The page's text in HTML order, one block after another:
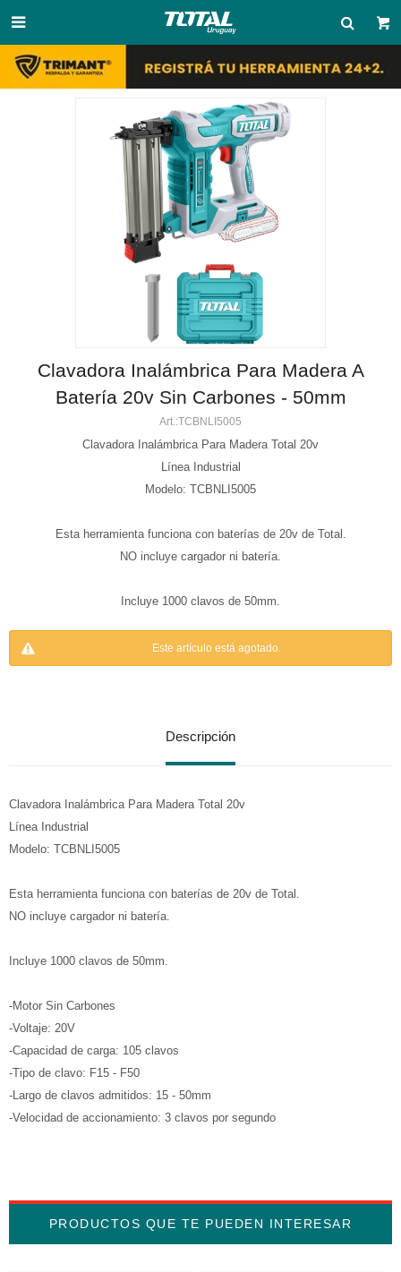

Clavadora Inalámbrica Para Madera A
Batería 20v Sin Carbones - 50mm
TCBNLI5005
Clavadora Inalámbrica Para Madera Total 20v
Línea Industrial
Modelo: TCBNLI5005
Esta herramienta funciona con baterías de 20v de Total.
NO incluye cargador ni batería.
Incluye 1000 clavos de 50mm.
Este artículo está agotado.
Descripción
Clavadora Inalámbrica Para Madera Total 20v
Línea Industrial
Modelo: TCBNLI5005
Esta herramienta funciona con baterías de 20v de Total.
NO incluye cargador ni batería.
Incluye 1000 clavos de 50mm.
-Motor Sin Carbones
-Voltaje: 20V
-Capacidad de carga: 105 clavos
-Tipo de clavo: F15 - F50
-Largo de clavos admitidos: 15 - 50mm
-Velocidad de accionamiento: 3 clavos por segundo
PRODUCTOS QUE TE PUEDEN INTERESAR